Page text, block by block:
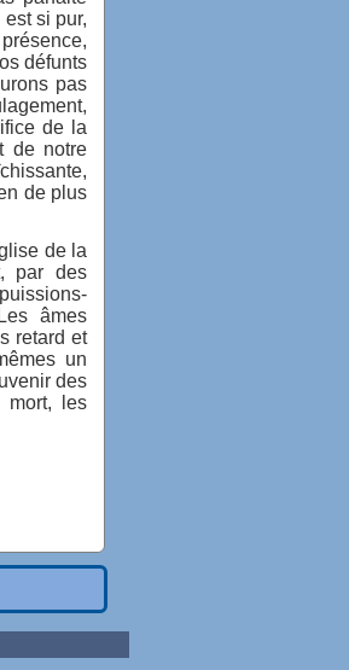
si pur,
défunts
pas
de la
de notre
de plus
de la
par des
âmes
retard et
un
des
mort, les